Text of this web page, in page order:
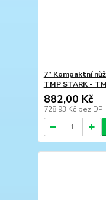
7” Kompaktní
TMP STARK -
882,00 Kč
728,93 Kč bez